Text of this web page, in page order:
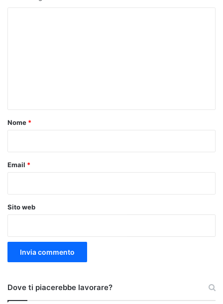
o
Nome *
Email *
Sito web
Dove ti piacerebbe lavorare?